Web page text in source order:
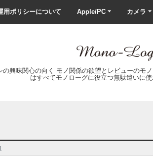
用ポリシーについて Apple/PC カメラ
の興味関心の向く モノ関係の欲望とレビューの
はすべてモノローグに役立つ無駄遣いに使